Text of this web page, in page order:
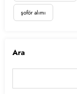
şoför alımı
Ara